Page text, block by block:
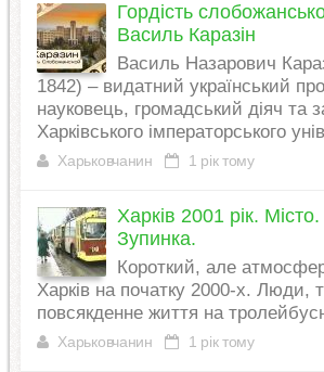
Гордість
Василь Каразін
Василь Назарович
1842) – видатний український
науковець, громадський діяч та
Харківського імператорського
Харьковчанин 1 рік тому
Харків 2001 рік.
Зупинка.
Короткий, але
Харків на початку 2000-х. Люди,
повсякденне життя на
Харьковчанин 1 рік тому